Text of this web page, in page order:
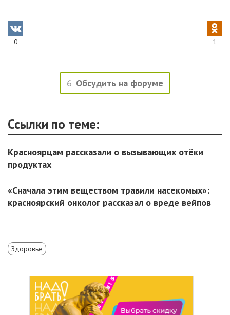
0 1
6 Обсудить на форуме
Ссылки по теме:
Красноярцам рассказали о вызывающих отёки
продуктах
«Сначала этим веществом травили насекомых»:
красноярский онколог рассказал о вреде вейпов
Здоровье